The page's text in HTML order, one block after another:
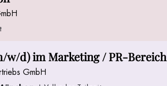
w/d) im Marketing / PR-Bereich
GmbH